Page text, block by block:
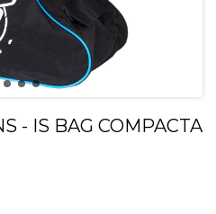
- IS BAG COMPACTA